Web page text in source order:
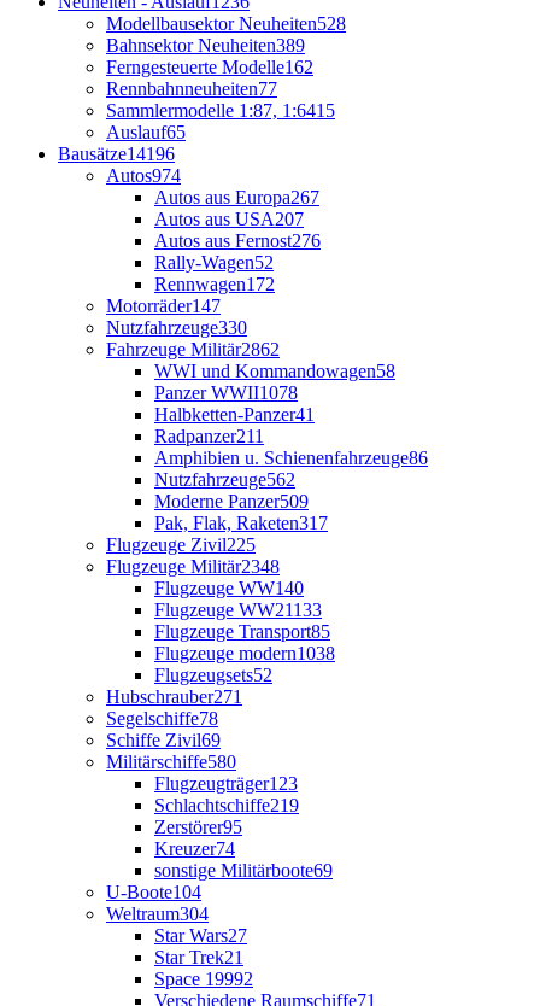
Modellbausektor Neuheiten528
Bahnsektor Neuheiten389
Ferngesteuerte Modelle162
Rennbahnneuheiten77
Sammlermodelle 1:87, 1:6415
Auslauf65
Bausätze14196
Autos974
Autos aus Europa267
Autos aus USA207
Autos aus Fernost276
Rally-Wagen52
Rennwagen172
Motorräder147
Nutzfahrzeuge330
Fahrzeuge Militär2862
WWI und Kommandowagen58
Panzer WWII1078
Halbketten-Panzer41
Radpanzer211
Amphibien u. Schienenfahrzeuge86
Nutzfahrzeuge562
Moderne Panzer509
Pak, Flak, Raketen317
Flugzeuge Zivil225
Flugzeuge Militär2348
Flugzeuge WW140
Flugzeuge WW21133
Flugzeuge Transport85
Flugzeuge modern1038
Flugzeugsets52
Hubschrauber271
Segelschiffe78
Schiffe Zivil69
Militärschiffe580
Flugzeugträger123
Schlachtschiffe219
Zerstörer95
Kreuzer74
sonstige Militärboote69
U-Boote104
Weltraum304
Star Wars27
Star Trek21
Space 19992
Verschiedene Raumschiffe71